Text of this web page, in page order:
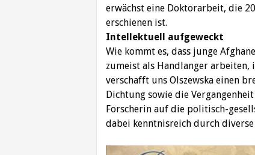
erwächst eine Doktorarbeit, die
erschienen ist.
Intellektuell aufgeweckt
Wie kommt es, dass junge
zumeist als Handlanger arbeiten,
verschafft uns Olszewska einen
Dichtung sowie die
Forscherin auf die politisch-
dabei kenntnisreich durch diverse